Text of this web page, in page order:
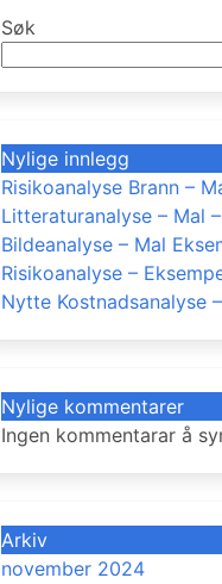
Søk
Nylige innlegg
Risikoanalyse Brann –
Litteraturanalyse – Mal
Bildeanalyse – Mal
Risikoanalyse –
Nytte Kostnadsanalyse
Nylige kommentarer
Ingen kommentarar å
Arkiv
november 2024